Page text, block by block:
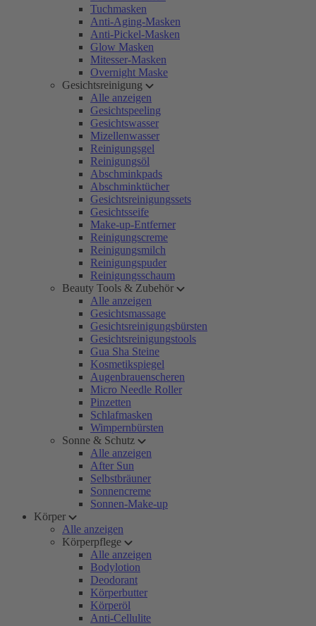
Tuchmasken
Anti-Aging-Masken
Anti-Pickel-Masken
Glow Masken
Mitesser-Masken
Overnight Maske
Gesichtsreinigung
Alle anzeigen
Gesichtspeeling
Gesichtswasser
Mizellenwasser
Reinigungsgel
Reinigungsöl
Abschminkpads
Abschminktücher
Gesichtsreinigungssets
Gesichtsseife
Make-up-Entferner
Reinigungscreme
Reinigungsmilch
Reinigungspuder
Reinigungsschaum
Beauty Tools & Zubehör
Alle anzeigen
Gesichtsmassage
Gesichtsreinigungsbürsten
Gesichtsreinigungstools
Gua Sha Steine
Kosmetikspiegel
Augenbrauenscheren
Micro Needle Roller
Pinzetten
Schlafmasken
Wimpernbürsten
Sonne & Schutz
Alle anzeigen
After Sun
Selbstbräuner
Sonnencreme
Sonnen-Make-up
Körper
Alle anzeigen
Körperpflege
Alle anzeigen
Bodylotion
Deodorant
Körperbutter
Körperöl
Anti-Cellulite